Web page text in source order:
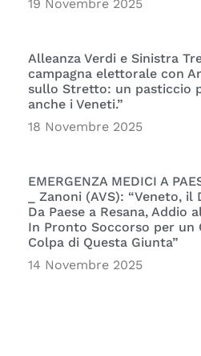
19 Novembre 2025
Alleanza Verdi e Sinistra
campagna elettorale con
sullo Stretto: un pasticcio
anche i Veneti.”
18 Novembre 2025
EMERGENZA MEDICI A
_ Zanoni (AVS): “Veneto,
Da Paese a Resana, Addio
In Pronto Soccorso per un
Colpa di Questa Giunta”
14 Novembre 2025